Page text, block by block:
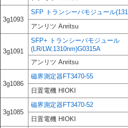
3g1093
SFP トランシーバモジュール
アンリツ Anritsu
3g1091
SFP+ トランシーバモジュール
(LR/LW,1310nm)G0315A
アンリツ Anritsu
3g1086
磁界測定器FT3470-55
日置電機 HIOKI
3g1085
磁界測定器FT3470-52
日置電機 HIOKI